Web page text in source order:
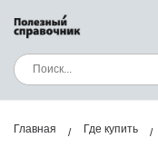
Главная Где купить